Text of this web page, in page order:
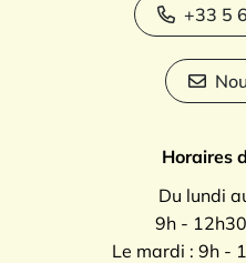
+33 5
Horaires
Du lundi
9h -
Le mardi : 9h -